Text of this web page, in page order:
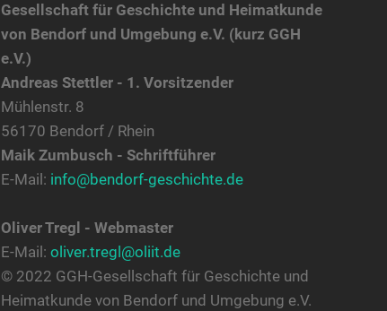
Gesellschaft für Geschichte und Heimatkunde
von Bendorf und Umgebung e.V. (kurz GGH
e.V.)
Andreas Stettler - 1. Vorsitzender
Mühlenstr. 8
56170 Bendorf / Rhein
Maik Zumbusch - Schriftführer
E-Mail: info@bendorf-geschichte.de
Oliver Tregl - Webmaster
E-Mail: oliver.tregl@oliit.de
© 2022 GGH-Gesellschaft für Geschichte und
Heimatkunde von Bendorf und Umgebung e.V.